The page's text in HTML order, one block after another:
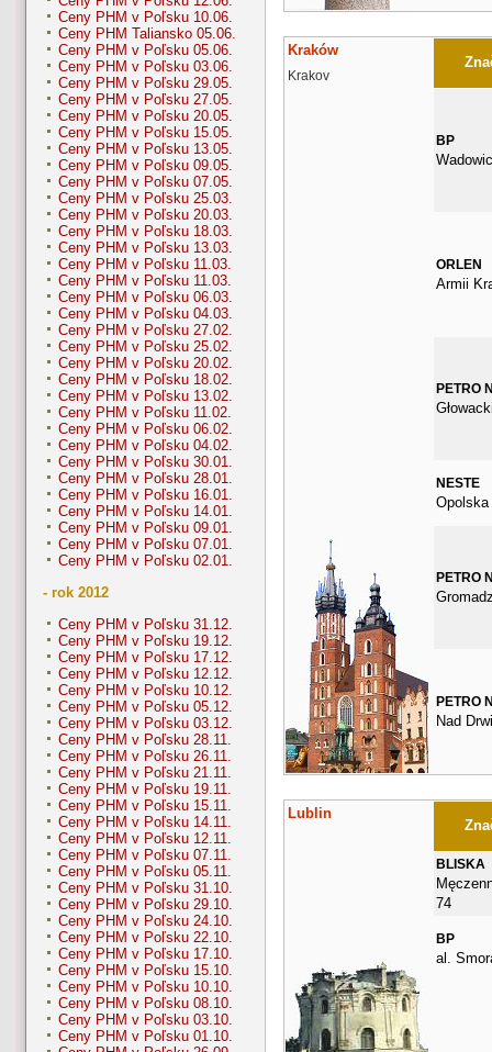
Ceny PHM v Poľsku 10.06.
Ceny PHM Taliansko 05.06.
Ceny PHM v Poľsku 05.06.
Ceny PHM v Poľsku 03.06.
Ceny PHM v Poľsku 29.05.
Ceny PHM v Poľsku 27.05.
Ceny PHM v Poľsku 20.05.
Ceny PHM v Poľsku 15.05.
Ceny PHM v Poľsku 13.05.
Ceny PHM v Poľsku 09.05.
Ceny PHM v Poľsku 07.05.
Ceny PHM v Poľsku 25.03.
Ceny PHM v Poľsku 20.03.
Ceny PHM v Poľsku 18.03.
Ceny PHM v Poľsku 13.03.
Ceny PHM v Poľsku 11.03.
Ceny PHM v Poľsku 11.03.
Ceny PHM v Poľsku 06.03.
Ceny PHM v Poľsku 04.03.
Ceny PHM v Poľsku 27.02.
Ceny PHM v Poľsku 25.02.
Ceny PHM v Poľsku 20.02.
Ceny PHM v Poľsku 18.02.
Ceny PHM v Poľsku 13.02.
Ceny PHM v Poľsku 11.02.
Ceny PHM v Poľsku 06.02.
Ceny PHM v Poľsku 04.02.
Ceny PHM v Poľsku 30.01.
Ceny PHM v Poľsku 28.01.
Ceny PHM v Poľsku 16.01.
Ceny PHM v Poľsku 14.01.
Ceny PHM v Poľsku 09.01.
Ceny PHM v Poľsku 07.01.
Ceny PHM v Poľsku 02.01.
- rok 2012
Ceny PHM v Poľsku 31.12.
Ceny PHM v Poľsku 19.12.
Ceny PHM v Poľsku 17.12.
Ceny PHM v Poľsku 12.12.
Ceny PHM v Poľsku 10.12.
Ceny PHM v Poľsku 05.12.
Ceny PHM v Poľsku 03.12.
Ceny PHM v Poľsku 28.11.
Ceny PHM v Poľsku 26.11.
Ceny PHM v Poľsku 21.11.
Ceny PHM v Poľsku 19.11.
Ceny PHM v Poľsku 15.11.
Ceny PHM v Poľsku 14.11.
Ceny PHM v Poľsku 12.11.
Ceny PHM v Poľsku 07.11.
Ceny PHM v Poľsku 05.11.
Ceny PHM v Poľsku 31.10.
Ceny PHM v Poľsku 29.10.
Ceny PHM v Poľsku 24.10.
Ceny PHM v Poľsku 22.10.
Ceny PHM v Poľsku 17.10.
Ceny PHM v Poľsku 15.10.
Ceny PHM v Poľsku 10.10.
Ceny PHM v Poľsku 08.10.
Ceny PHM v Poľsku 03.10.
Ceny PHM v Poľsku 01.10.
Kraków
Krakov
BP
ORLEN
Armii
PETRO
NESTE
Opolska
PETRO
PETRO
Nad
Lublin
BLISKA
74
BP
al.